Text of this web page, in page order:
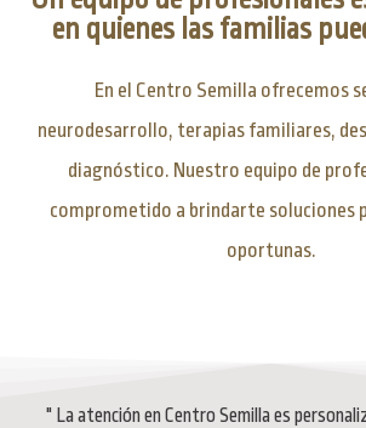
en quienes las familias
En el Centro Semilla ofrecemos
neurodesarrollo, terapias familiares,
diagnóstico. Nuestro equipo de
comprometido a brindarte soluciones
oportunas.
" La atención en Centro Semilla es